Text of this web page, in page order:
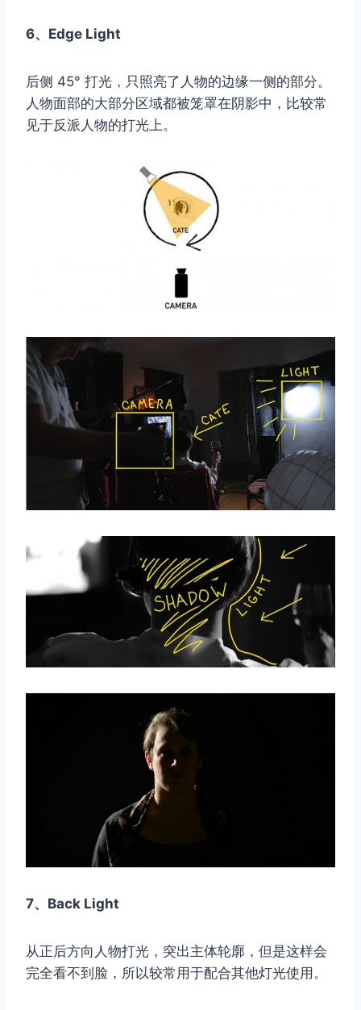
6、Edge Light
后侧 45° 打光，只照亮了人物的边缘一侧的部分。
人物面部的大部分区域都被笼罩在阴影中，比较常
见于反派人物的打光上。
7、Back Light
从正后方向人物打光，突出主体轮廓，但是这样会
完全看不到脸，所以较常用于配合其他灯光使用。
取消